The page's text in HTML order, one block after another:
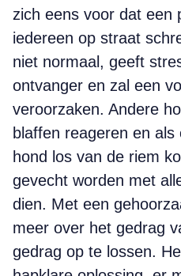
zich eens voor dat een
iedereen op straat
niet normaal, geeft
ontvanger en zal een
veroorzaken. Andere
blaffen reageren en
hond los van de riem
gevecht worden met
dien. Met een
meer over het gedrag
gedrag op te lossen.